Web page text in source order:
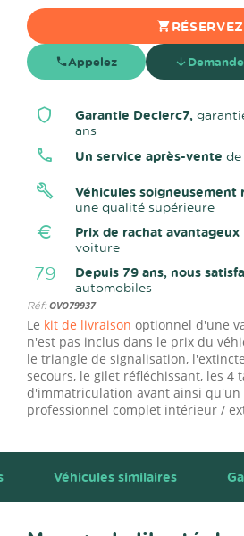
RÉSERVEZ
Appelez
Garantie Declerc7,
ans
Un service après-vente
Véhicules soigneusement
une qualité supérieure
Prix de rachat avantageux
voiture
79 Depuis 79 ans, nous
automobiles
Réf: OVO79937
Le kit de livraison optionnel d'une
n'est pas inclus dans le prix du
le triangle de signalisation,
secours, le gilet réfléchissant, les 4
d'immatriculation avant ainsi
professionnel complet intérieur /
Véhicules similaires